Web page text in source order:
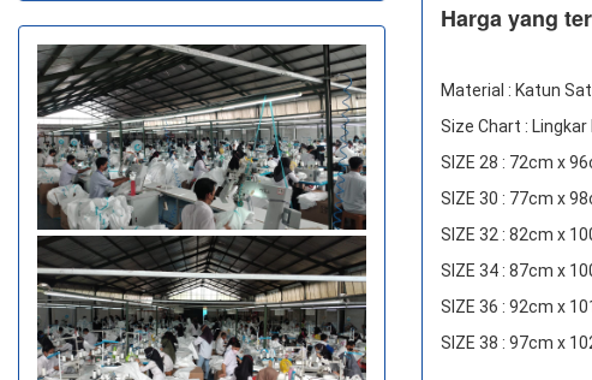
Harga yang
Material : Katun
Size Chart :
SIZE 28 : 72cm x
SIZE 30 : 77cm x
SIZE 32 : 82cm x
SIZE 34 : 87cm x
SIZE 36 : 92cm x
SIZE 38 : 97cm x